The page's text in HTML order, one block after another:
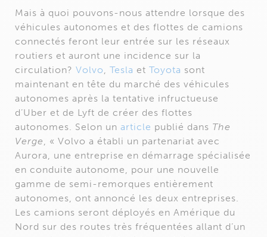
Mais à quoi pouvons-nous attendre lorsque des
véhicules autonomes et des flottes de camions
connectés feront leur entrée sur les réseaux
routiers et auront une incidence sur la
circulation? Volvo, Tesla et Toyota sont
maintenant en tête du marché des véhicules
autonomes après la tentative infructueuse
d’Uber et de Lyft de créer des flottes
autonomes. Selon un article publié dans The
Verge, « Volvo a établi un partenariat avec
Aurora, une entreprise en démarrage spécialisée
en conduite autonome, pour une nouvelle
gamme de semi-remorques entièrement
autonomes, ont annoncé les deux entreprises.
Les camions seront déployés en Amérique du
Nord sur des routes très fréquentées allant d’un